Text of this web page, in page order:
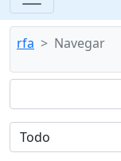
rfa Navegar